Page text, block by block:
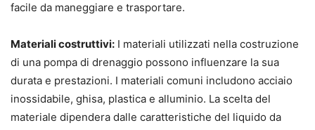
facile da maneggiare e trasportare.
Materiali costruttivi: I materiali utilizzati nella costruzione
di una pompa di drenaggio possono influenzare la sua
durata e prestazioni. I materiali comuni includono acciaio
inossidabile, ghisa, plastica e alluminio. La scelta del
materiale dipendera dalle caratteristiche del liquido da